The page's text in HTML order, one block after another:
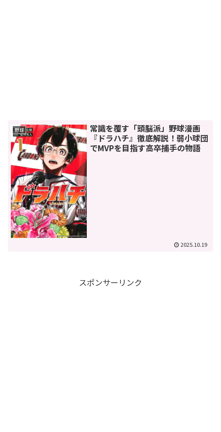
野球
常識を覆す「頭脳派」野球漫画
『ドラハチ』徹底解説！弱小球団
でMVPを目指す高卒捕手の物語
2025.10.19
スポンサーリンク